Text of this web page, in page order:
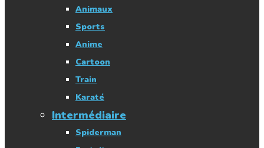
Animaux
Sports
Anime
Cartoon
Train
Karaté
Intermédiaire
Spiderman